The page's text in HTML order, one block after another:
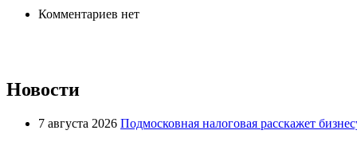
Комментариев нет
Новости
7 августа 2026 Подмосковная налоговая расскажет